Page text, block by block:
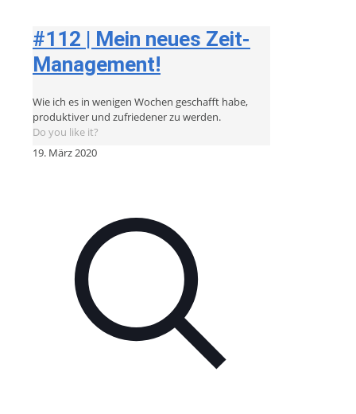
#112 | Mein neues Zeit-
Management!
Wie ich es in wenigen Wochen geschafft habe,
produktiver und zufriedener zu werden.
Do you like it?
19. März 2020